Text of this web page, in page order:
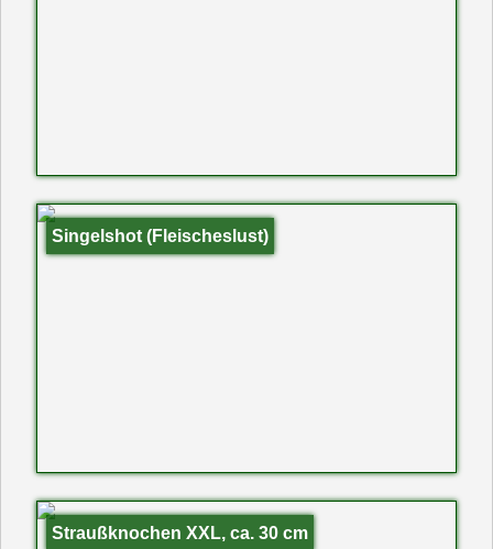
Singelshot (Fleischeslust)
Straußknochen XXL, ca. 30 cm